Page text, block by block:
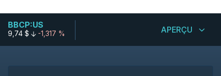
BBCP:US
9,74 $ -1,317 % APERÇU